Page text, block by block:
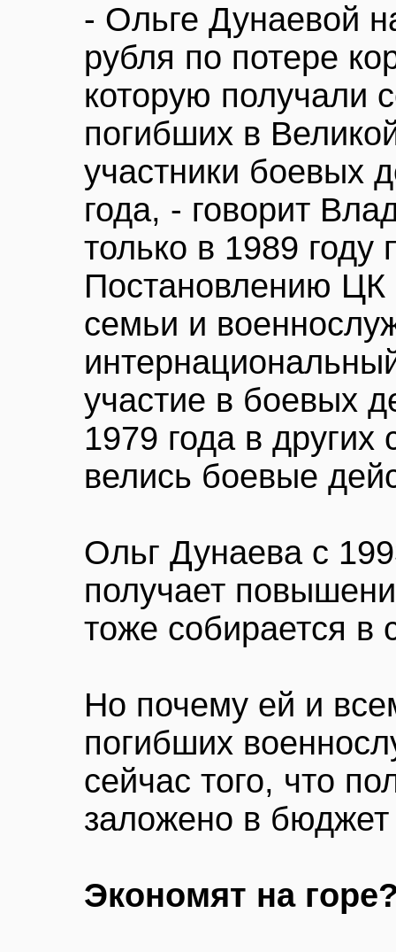
- Ольге Дунаевой
рубля по потере
которую получали
погибших в
участники боевых
года, - говорит
только в 1989 году
Постановлению
семьи и
участие в боевых
1979 года в других
велись боевые
Ольг Дунаева с
получает
тоже собирается в
Но почему ей и
погибших
сейчас того, что
заложено в бюджет
Экономят на